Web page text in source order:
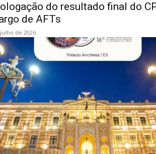
do resultado final do
de AFTs
de 2026